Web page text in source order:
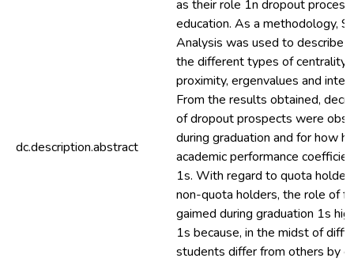
dc.description.abstract
as their role 1n dropout
education. As a methodology,
Analysis was used to describe
the different types of centrality
proximity, ergenvalues and
From the results obtained,
of dropout prospects were
during graduation and for how
academic performance
1s. With regard to quota
non-quota holders, the role of
gaimed during graduation 1s
1s because, in the midst of
students differ from others by